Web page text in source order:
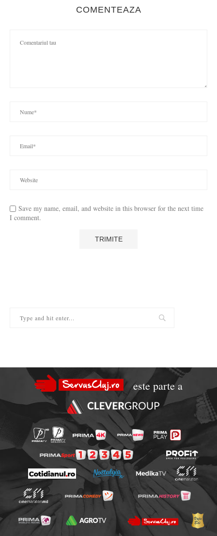
COMENTEAZA
Save my name, email, and website in this browser for the next time
I comment.
este parte a